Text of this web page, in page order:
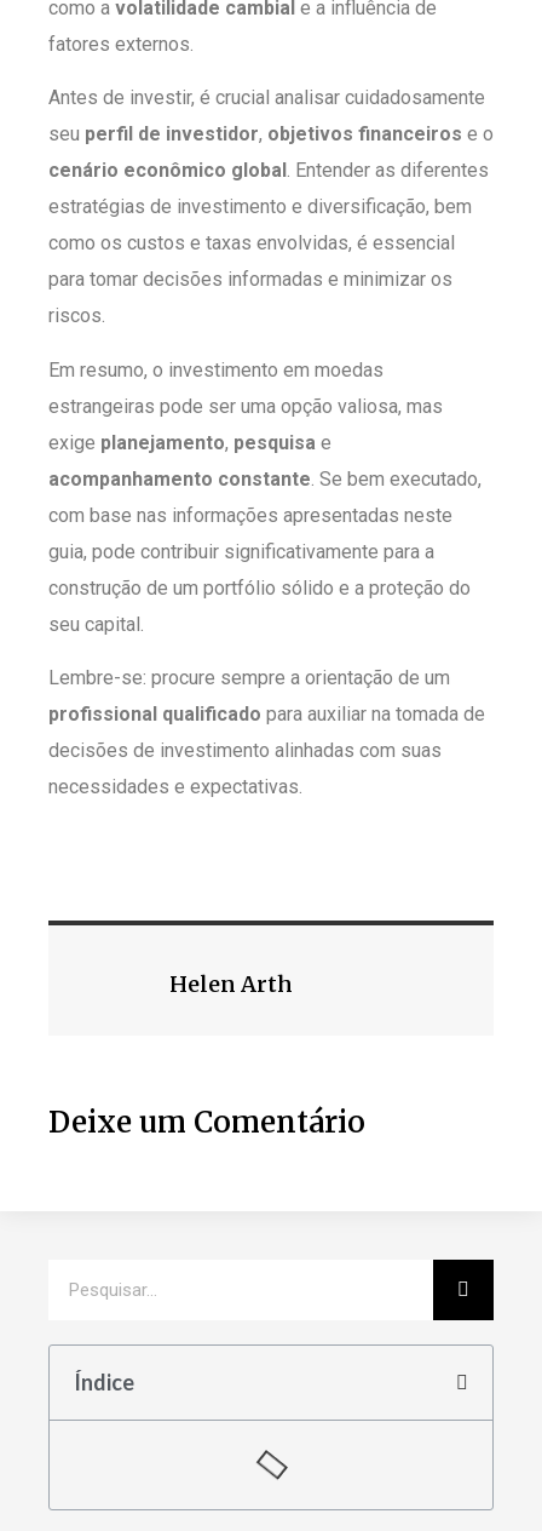
como a volatilidade cambial e a influência de
fatores externos.
Antes de investir, é crucial analisar cuidadosamente
seu perfil de investidor, objetivos financeiros e o
cenário econômico global. Entender as diferentes
estratégias de investimento e diversificação, bem
como os custos e taxas envolvidas, é essencial
para tomar decisões informadas e minimizar os
riscos.
Em resumo, o investimento em moedas
estrangeiras pode ser uma opção valiosa, mas
exige planejamento, pesquisa e
acompanhamento constante . Se bem executado,
com base nas informações apresentadas neste
guia, pode contribuir significativamente para a
construção de um portfólio sólido e a proteção do
seu capital.
Lembre-se: procure sempre a orientação de um
profissional qualificado para auxiliar na tomada de
decisões de investimento alinhadas com suas
necessidades e expectativas.
Helen Arth
Deixe um Comentário
Índice